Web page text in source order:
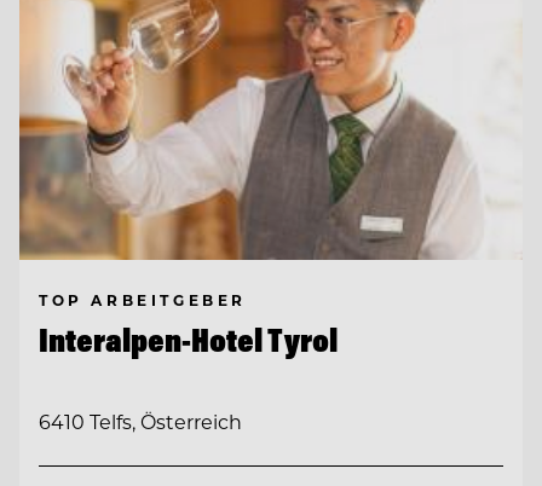
TOP ARBEITGEBER
Interalpen-Hotel Tyrol
6410 Telfs, Österreich